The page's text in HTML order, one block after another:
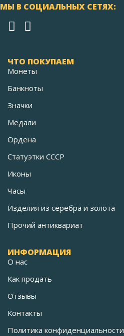
МЫ В СОЦИАЛЬНЫХ СЕТЯХ:
ЧТО ПОКУПАЕМ
Монеты
Банкноты
Значки
Медали
Ордена
Статуэтки СССР
Иконы
Часы
Изделия из серебра и золота
Прочий антиквариат
ИНФОРМАЦИЯ
О нас
Как продать
Отзывы
Контакты
Политика конфиденциальности